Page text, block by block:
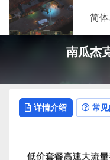
南瓜杰
详情介绍 常